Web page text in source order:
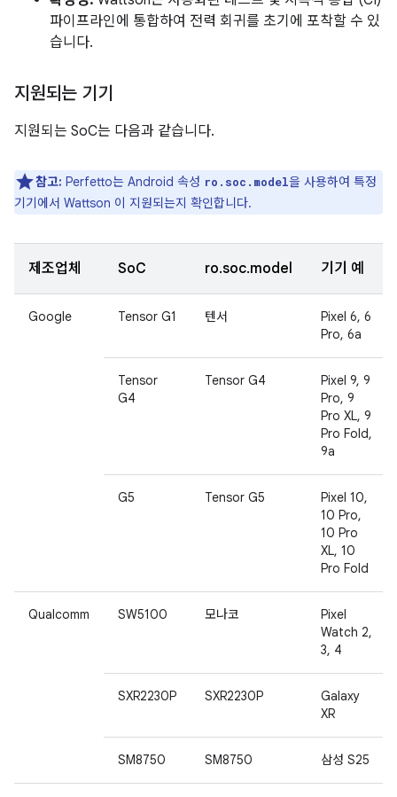
파이프라인에 통합하여 전력 회귀를 초기에 포착할 수 있
습니다.
지원되는 기기
지원되는 SoC는 다음과 같습니다.
참고: Perfetto는 Android 속성 ro.soc.model을 사용하여 특정
기기에서 Wattson 이 지원되는지 확인합니다.
제조업체 SoC ro.soc.model 기기 예
Google Tensor G1 텐서
Pixel 6, 6
Pro, 6a
Tensor
G4
Tensor G4
Pixel 9, 9
Pro, 9
Pro XL, 9
Pro Fold,
9a
G5 Tensor G5
Pixel 10,
10 Pro,
10 Pro
XL, 10
Pro Fold
Qualcomm SW5100 모나코
Pixel
Watch 2,
3, 4
SXR2230P SXR2230P
Galaxy
XR
SM8750 SM8750 삼성 S25